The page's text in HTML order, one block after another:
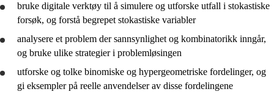
bruke digitale verktøy til å simulere og utforske utfall i stokastiske
forsøk, og forstå begrepet stokastiske variabler
analysere et problem der sannsynlighet og kombinatorikk inngår,
og bruke ulike strategier i problemløsingen
utforske og tolke binomiske og hypergeometriske fordelinger, og
gi eksempler på reelle anvendelser av disse fordelingene